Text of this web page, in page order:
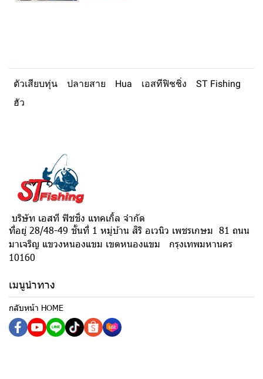
ตัวเสียบทุ่น ปลายสาย Hua เอสทีฟิชชิ่ง
ST Fishing
ฮัว
บริษัท เอสที ฟิชชิ่ง แทคเกิ้ล จำกัด
ที่อยู่ 28/48-49 ชั้นที่ 1 หมู่บ้าน สิริ อเวนิว เพชรเกษม 81 ถนน
มาเจริญ แขวงหนองแขม เขตหนองแขม กรุงเทพมหานคร
10160
เมนูนำทาง
กลับหน้า HOME